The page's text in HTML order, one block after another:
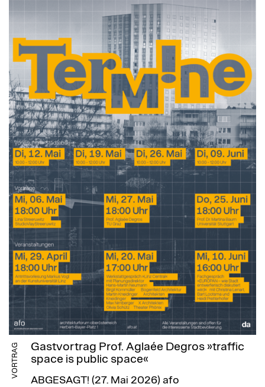
VORTRAG
Gastvortrag Prof. Aglaée Degros »traffic
space is public space«
ABGESAGT! (27. Mai 2026) afo